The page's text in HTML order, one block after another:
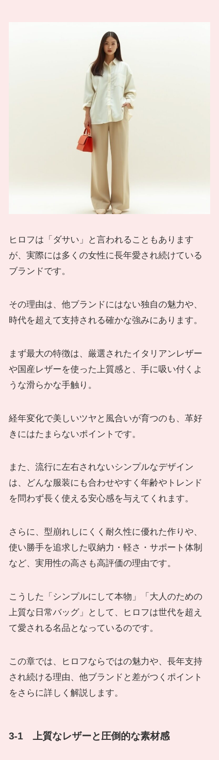
ヒロフは「ダサい」と言われることもあります
が、実際には多くの女性に長年愛され続けている
ブランドです。
その理由は、他ブランドにはない独自の魅力や、
時代を超えて支持される確かな強みにあります。
まず最大の特徴は、厳選されたイタリアンレザー
や国産レザーを使った上質感と、手に吸い付くよ
うな滑らかな手触り。
経年変化で美しいツヤと風合いが育つのも、革好
きにはたまらないポイントです。
また、流行に左右されないシンプルなデザイン
は、どんな服装にも合わせやすく年齢やトレンド
を問わず長く使える安心感を与えてくれます。
さらに、型崩れしにくく耐久性に優れた作りや、
使い勝手を追求した収納力・軽さ・サポート体制
など、実用性の高さも高評価の理由です。
こうした「シンプルにして本物」「大人のための
上質な日常バッグ」として、ヒロフは世代を超え
て愛される名品となっているのです。
この章では、ヒロフならではの魅力や、長年支持
され続ける理由、他ブランドと差がつくポイント
をさらに詳しく解説します。
3-1 上質なレザーと圧倒的な素材感